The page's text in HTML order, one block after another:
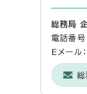
総務局
電話番
Eメー
総